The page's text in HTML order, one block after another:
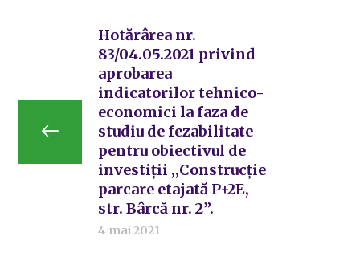
Hotărârea nr.
83/04.05.2021 privind
aprobarea
indicatorilor tehnico-
economici la faza de
studiu de fezabilitate
pentru obiectivul de
investiții ,,Construcție
parcare etajată P+2E,
str. Bârcă nr. 2”.
4 mai 2021